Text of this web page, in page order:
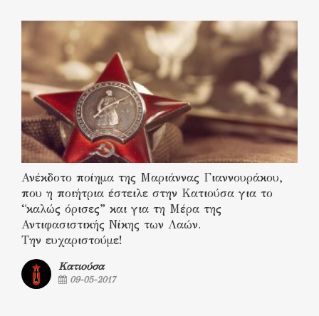
Ανέκδοτο ποίημα της Μαριάννας Γιαννουράκου,
που η ποιήτρια έστειλε στην Κατιούσα για το
“καλώς όρισες” και για τη Μέρα της
Αντιφασιστικής Νίκης των Λαών.
Την ευχαριστούμε!
Κατιούσα
09-05-2017